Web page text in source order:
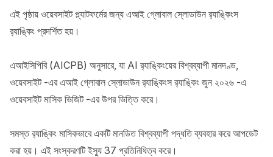
এই পৃষ্ঠায় ওয়েবসাইট প্ল্যাটফর্মের জন্য এআই গ্লোবাল স্লোডাউন র‍্যাঙ্কিংস
র‍্যাঙ্কিং প্রদর্শিত হয়।
এআইসিপিবি (AICPB) অনুসারে, যা AI র‍্যাঙ্কিংয়ের বিশ্বব্যাপী মানদণ্ড,
ওয়েবসাইট -এর এআই গ্লোবাল স্লোডাউন র‍্যাঙ্কিংস র‍্যাঙ্কিং জুন ২০২৬ -এ
ওয়েবসাইট মাসিক ভিজিট -এর উপর ভিত্তি করে।
সমস্ত র‍্যাঙ্কিং মাসিকভাবে একটি মানডিত বিশ্বব্যাপী পদ্ধতি ব্যবহার করে আপডেট
করা হয়। এই সংস্করণটি ইস্যু 37 প্রতিনিধিত্ব করে।